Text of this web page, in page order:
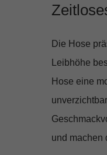
Die Hose
Leibhöhe
Hose eine
und machen